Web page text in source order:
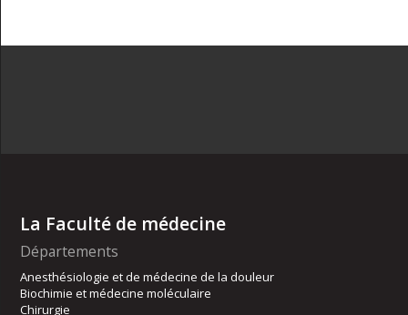
La Faculté de médecine
Départements
Anesthésiologie et de médecine de la douleur
Biochimie et médecine moléculaire
Chirurgie